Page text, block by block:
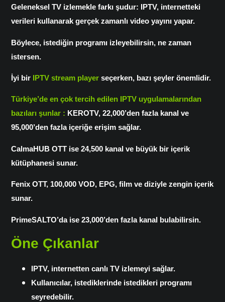
Geleneksel TV izlemekle farkı şudur: IPTV, internetteki
verileri kullanarak gerçek zamanlı video yayını yapar.
Böylece, istediğin programı izleyebilirsin, ne zaman
istersen.
İyi bir IPTV stream player seçerken, bazı şeyler önemlidir.
Türkiye’de en çok tercih edilen IPTV uygulamalarından
bazıları şunlar : KEROTV, 22,000’den fazla kanal ve
95,000’den fazla içeriğe erişim sağlar.
CalmaHUB OTT ise 24,500 kanal ve büyük bir içerik
kütüphanesi sunar.
Fenix OTT, 100,000 VOD, EPG, film ve diziyle zengin içerik
sunar.
PrimeSALTO’da ise 23,000’den fazla kanal bulabilirsin.
Öne Çıkanlar
IPTV, internetten canlı TV izlemeyi sağlar.
Kullanıcılar, istediklerinde istedikleri programı
seyredebilir.